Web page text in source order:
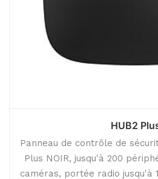
HUB2
Panneau de contrôle de
Plus NOIR, jusqu'à 200
caméras, portée radio jusqu'à